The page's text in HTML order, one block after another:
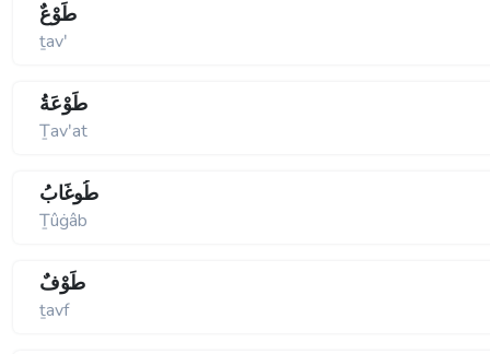
طَوْعٌ
ṯavʹ
طَوْعَةُ
Ṯavʹat
طُوغَابُ
Ṯûġâb
طَوْفٌ
ṯavf